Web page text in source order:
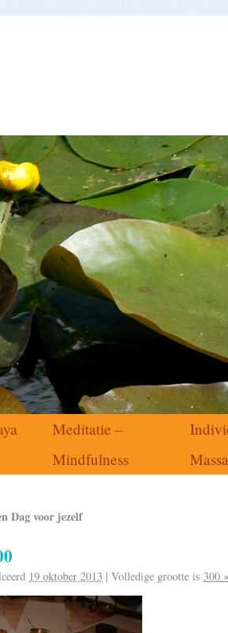
Meditatie –
Mindfulness
Dag voor jezelf
19 oktober 2013 | Volledige grootte is 300